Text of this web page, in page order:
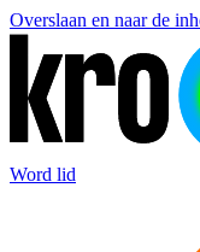
Overslaan en naar de
Word lid